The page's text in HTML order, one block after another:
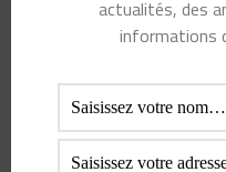
ByteDance
Chine
Epargne
Facebook
actualités, des
informations